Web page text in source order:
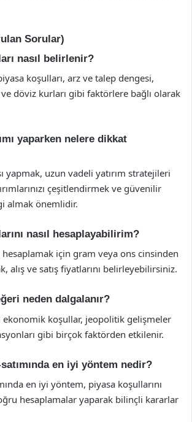
Sorular)
nasıl belirlenir?
koşulları, arz ve talep dengesi,
döviz kurları gibi faktörlere bağlı olarak
yaparken nelere dikkat
yapmak, uzun vadeli yatırım stratejileri
çeşitlendirmek ve güvenilir
almak önemlidir.
nasıl hesaplayabilirim?
hesaplamak için gram veya ons cinsinden
alış ve satış fiyatlarını belirleyebilirsiniz.
neden dalgalanır?
ekonomik koşullar, jeopolitik gelişmeler
gibi birçok faktörden etkilenir.
en iyi yöntem nedir?
en iyi yöntem, piyasa koşullarını
hesaplamalar yaparak bilinçli kararlar